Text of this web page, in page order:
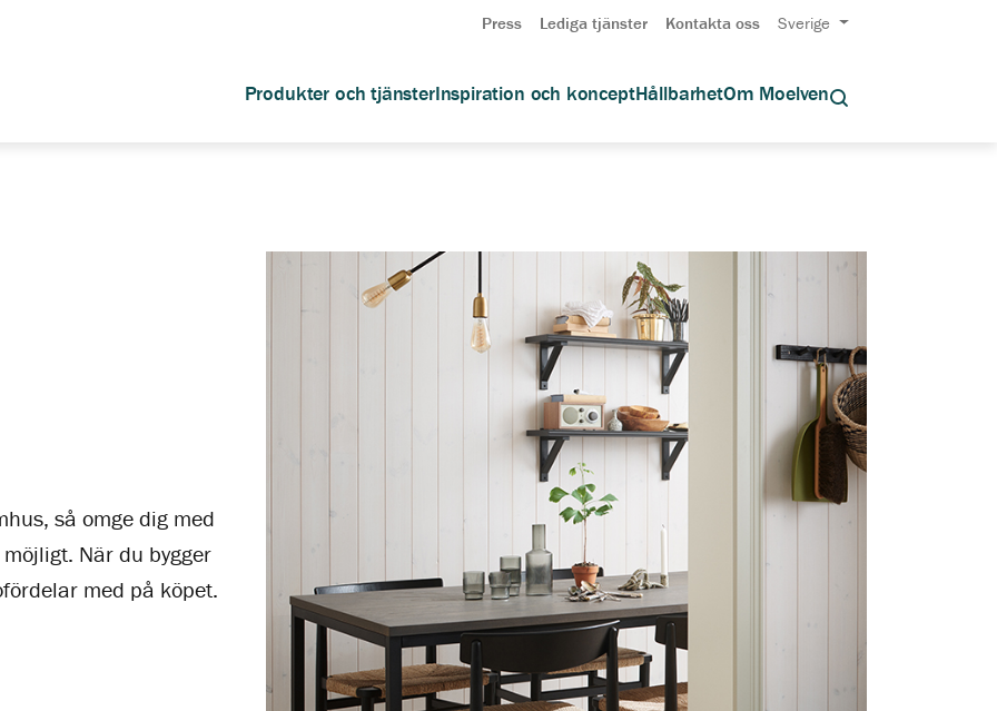
Press Lediga tjänster Kontakta oss Sverige
Produkter och tjänsterInspiration och konceptHållbarhetOm Moelven
så omge dig med
När du bygger
med på köpet.